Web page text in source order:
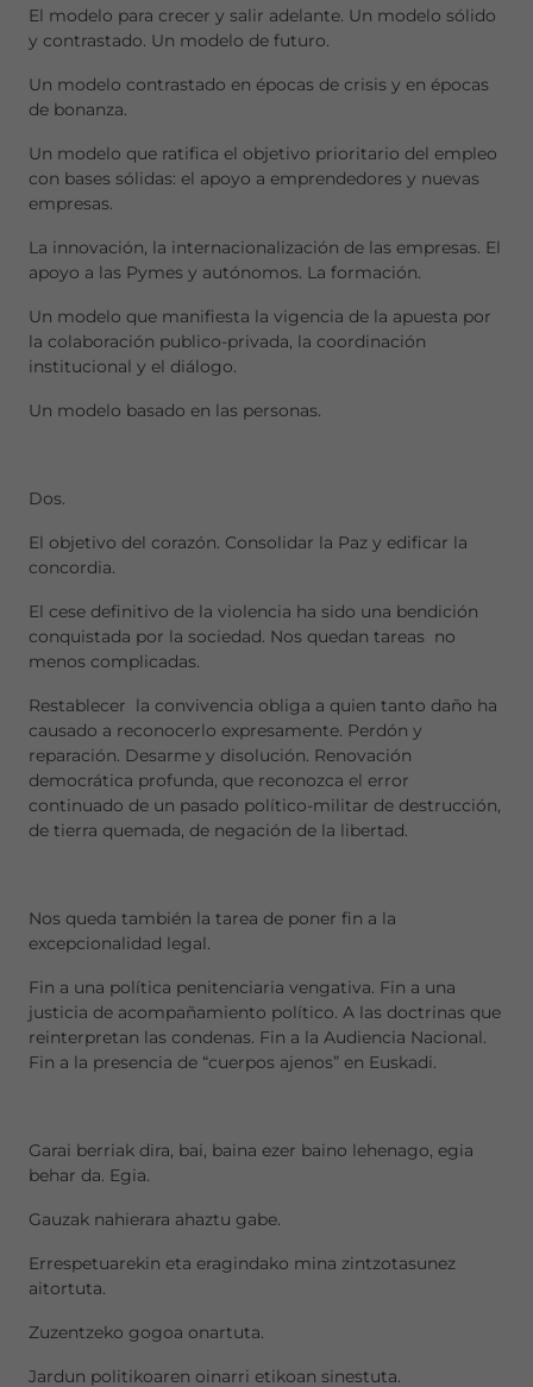
El modelo para crecer y salir adelante. Un modelo sólido
y contrastado. Un modelo de futuro.
Un modelo contrastado en épocas de crisis y en épocas
de bonanza.
Un modelo que ratifica el objetivo prioritario del empleo
con bases sólidas: el apoyo a emprendedores y nuevas
empresas.
La innovación, la internacionalización de las empresas. El
apoyo a las Pymes y autónomos. La formación.
Un modelo que manifiesta la vigencia de la apuesta por
la colaboración publico-privada, la coordinación
institucional y el diálogo.
Un modelo basado en las personas.
Dos.
El objetivo del corazón. Consolidar la Paz y edificar la
concordia.
El cese definitivo de la violencia ha sido una bendición
conquistada por la sociedad. Nos quedan tareas no
menos complicadas.
Restablecer la convivencia obliga a quien tanto daño ha
causado a reconocerlo expresamente. Perdón y
reparación. Desarme y disolución. Renovación
democrática profunda, que reconozca el error
continuado de un pasado político-militar de destrucción,
de tierra quemada, de negación de la libertad.
Nos queda también la tarea de poner fin a la
excepcionalidad legal.
Fin a una política penitenciaria vengativa. Fin a una
justicia de acompañamiento político. A las doctrinas que
reinterpretan las condenas. Fin a la Audiencia Nacional.
Fin a la presencia de “cuerpos ajenos” en Euskadi.
Garai berriak dira, bai, baina ezer baino lehenago, egia
behar da. Egia.
Gauzak nahierara ahaztu gabe.
Errespetuarekin eta eragindako mina zintzotasunez
aitortuta.
Zuzentzeko gogoa onartuta.
Jardun politikoaren oinarri etikoan sinestuta.